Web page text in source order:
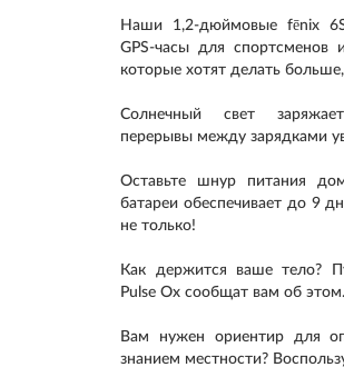
Наши 1,2-дюймовые fēnix
GPS-часы для спортсменов
которые хотят делать
Солнечный свет
перерывы между зарядками
Оставьте шнур питания
батареи обеспечивает до 9
не только!
Как держится ваше тело?
Pulse Ox сообщат вам об этом.
Вам нужен ориентир для
знанием местности?